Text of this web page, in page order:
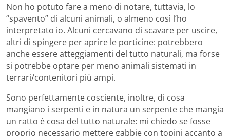
Non ho potuto fare a meno di notare, tuttavia, lo
“spavento” di alcuni animali, o almeno così l’ho
interpretato io. Alcuni cercavano di scavare per uscire,
altri di spingere per aprire le porticine: potrebbero
anche essere atteggiamenti del tutto naturali, ma forse
si potrebbe optare per meno animali sistemati in
terrari/contenitori più ampi.
Sono perfettamente cosciente, inoltre, di cosa
mangiano i serpenti e in natura un serpente che mangia
un ratto è cosa del tutto naturale: mi chiedo se fosse
proprio necessario mettere gabbie con topini accanto a